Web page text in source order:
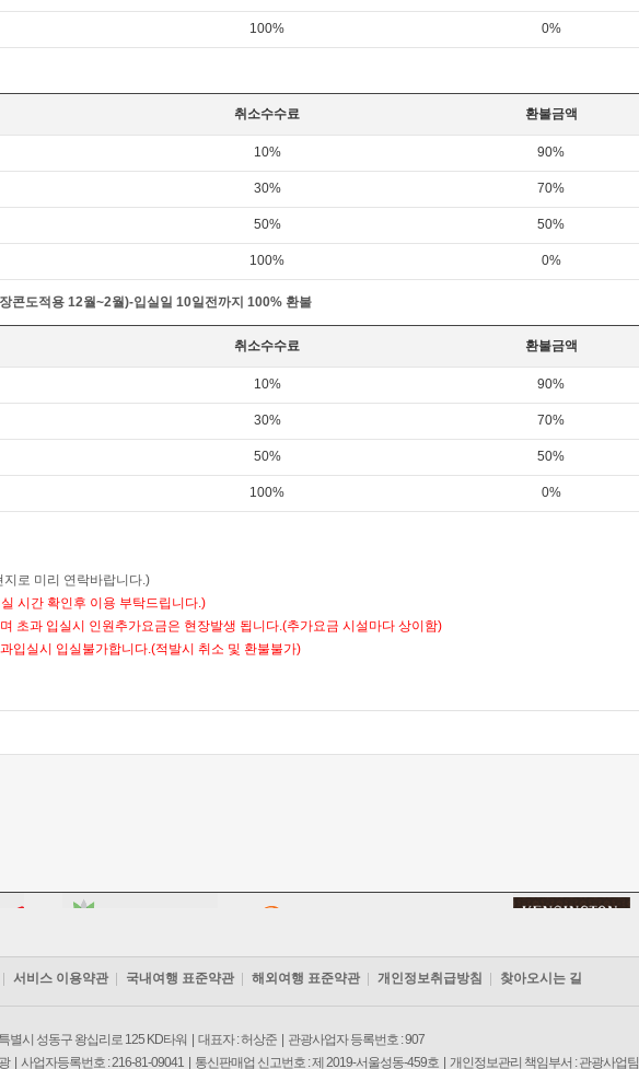
100% 0%
취소수수료 환불금액
10% 90%
30% 70%
50% 50%
100% 0%
콘도적용 12월~2월)-입실일 10일전까지 100% 환불
취소수수료 환불금액
10% 90%
30% 70%
50% 50%
100%
0%
로 미리 연락바랍니다.)
시간 확인후 이용 부탁드립니다.)
초과 입실시 인원추가요금은 현장발생 됩니다.(추가요금 시설마다 상이함)
입실시 입실불가합니다.(적발시 취소 및 환불불가)
서비스 이용약관 국내여행 표준약관 해외여행 표준약관 개인정보취급방침 찾아오시는 길
별시 성동구 왕십리로 125 KD타워 | 대표자 : 허상준 | 관광사업자 등록번호 : 907
| 사업자등록번호 : 216-81-09041 | 통신판매업 신고번호 : 제 2019-서울성동-459호 | 개인정보관리 책임부서 : 관광사업팀